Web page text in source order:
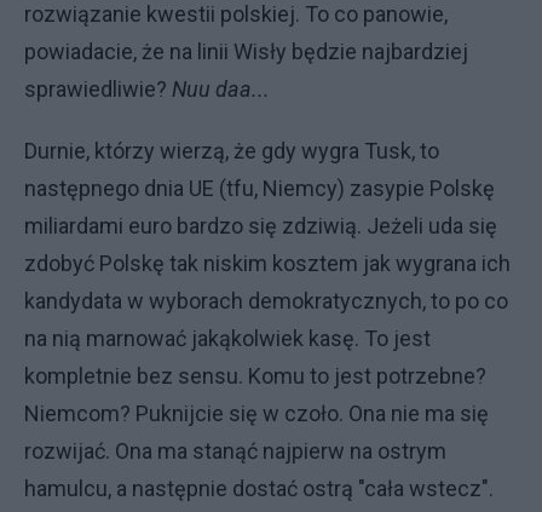
rozwiązanie kwestii polskiej. To co panowie,
powiadacie, że na linii Wisły będzie najbardziej
sprawiedliwie? Nuu daa...
Durnie, którzy wierzą, że gdy wygra Tusk, to
następnego dnia UE (tfu, Niemcy) zasypie Polskę
miliardami euro bardzo się zdziwią. Jeżeli uda się
zdobyć Polskę tak niskim kosztem jak wygrana ich
kandydata w wyborach demokratycznych, to po co
na nią marnować jakąkolwiek kasę. To jest
kompletnie bez sensu. Komu to jest potrzebne?
Niemcom? Puknijcie się w czoło. Ona nie ma się
rozwijać. Ona ma stanąć najpierw na ostrym
hamulcu, a następnie dostać ostrą "cała wstecz".